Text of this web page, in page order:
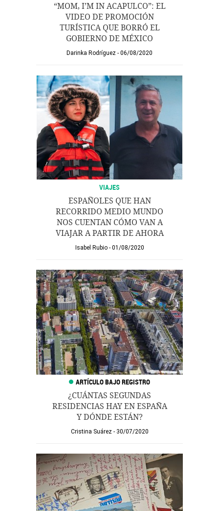
“MOM, I’M IN ACAPULCO”: EL
VIDEO DE PROMOCIÓN
TURÍSTICA QUE BORRÓ EL
GOBIERNO DE MÉXICO
Darinka Rodríguez 06/08/2020
VIAJES
ESPAÑOLES QUE HAN
RECORRIDO MEDIO MUNDO
NOS CUENTAN CÓMO VAN A
VIAJAR A PARTIR DE AHORA
Isabel Rubio 01/08/2020
¿CUÁNTAS SEGUNDAS
RESIDENCIAS HAY EN ESPAÑA
Y DÓNDE ESTÁN?
Cristina Suárez 30/07/2020